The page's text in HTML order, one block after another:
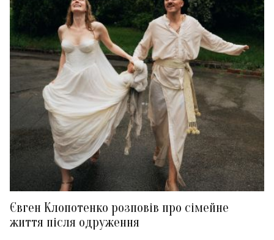
Євген Клопотенко розповів про сімейне
життя після одруження